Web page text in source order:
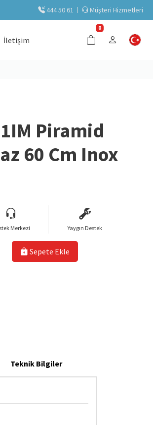
444 50 61 Müşteri Hizmetleri
İletişim
0
Piramid
60 Cm Inox
Merkezi Yaygın Destek
Sepete Ekle
Teknik Bilgiler